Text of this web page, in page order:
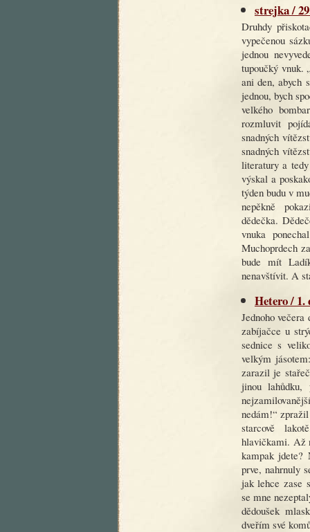
strejka /
Druhdy
vypečenou
jednou
tupoučký vnuk.
ani den, abych
jednou, bych
velkého
rozmluvit
snadných
snadných
literatury a
výskal a
týden budu v
nepěkně
dědečka.
vnuka
Muchoprdech
bude mít
nenavštívit. A
Hetero / 1.
Jednoho
zabíjačce u
sednice s
velkým
zarazil je
jinou
nedám!“
starcově
hlavičkami. Až
kampak jdete?
prve, nahrnuly
jak lehce zase
se mne
dědoušek
dveřím své